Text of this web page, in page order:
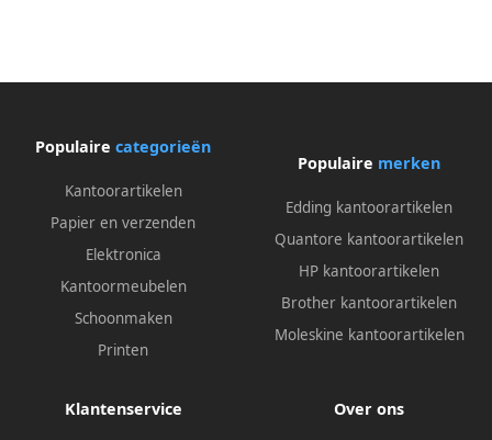
Populaire categorieën
Kantoorartikelen
Papier en verzenden
Elektronica
Kantoormeubelen
Schoonmaken
Printen
Populaire merken
Edding kantoorartikelen
Quantore kantoorartikelen
HP kantoorartikelen
Brother kantoorartikelen
Moleskine kantoorartikelen
Klantenservice Over ons